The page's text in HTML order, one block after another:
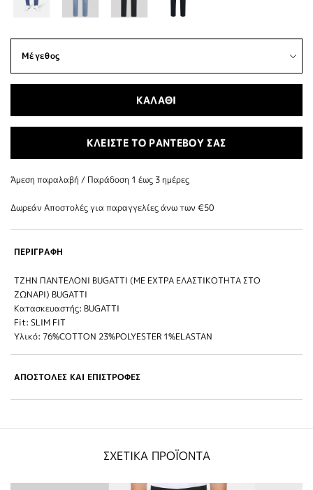
ΚΑΛΑΘΙ
ΚΛΕΙΣΤΕ ΤΟ ΡΑΝΤΕΒΟΥ ΣΑΣ
Άμεση παραλαβή / Παράδoση 1 έως 3 ημέρες
Δωρεάν Αποστολές για παραγγελίες άνω των €50
ΠΕΡΙΓΡΑΦΗ
ΤΖΗΝ ΠΑΝΤΕΛΟΝΙ BUGATTI (ΜΕ ΕΧΤΡΑ ΕΛΑΣΤΙΚΟΤΗΤΑ ΣΤΟ
ΖΩΝΑΡΙ) BUGATTI
Κατασκευαστής: BUGATTI
Fit: SLIM FIT
Υλικό: 76%COTTON 23%POLYESTER 1%ELASTAN
ΑΠΟΣΤΟΛΕΣ ΚΑΙ ΕΠΙΣΤΡΟΦΕΣ
ΣΧΕΤΙΚΑ ΠΡΟΪΟΝΤΑ